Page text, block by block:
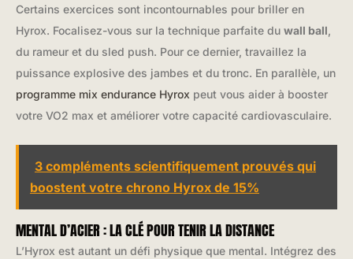
Certains exercices sont incontournables pour briller en
Hyrox. Focalisez-vous sur la technique parfaite du wall ball
du rameur et du sled push. Pour ce dernier, travaillez la
puissance explosive des jambes et du tronc. En parallèle, un
programme mix endurance Hyrox peut vous aider à booster
votre VO2 max et améliorer votre capacité cardiovasculaire.
3 compléments scientifiquement prouvés qui
boostent votre chrono Hyrox de 15%
MENTAL D’ACIER : LA CLÉ POUR TENIR LA DISTANCE
L’Hyrox est autant un défi physique que mental. Intégrez des